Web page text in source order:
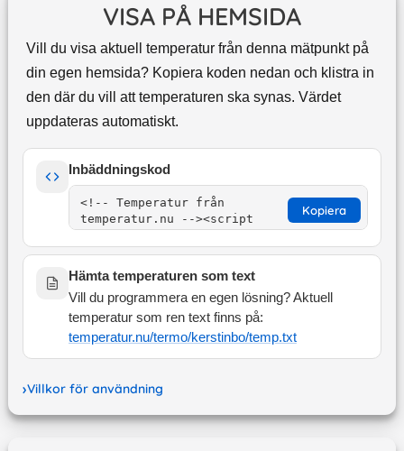
VISA PÅ HEMSIDA
Vill du visa aktuell temperatur från denna mätpunkt på
din egen hemsida? Kopiera koden nedan och klistra in
den där du vill att temperaturen ska synas. Värdet
uppdateras automatiskt.
Inbäddningskod
Kopiera
Hämta temperaturen som text
Vill du programmera en egen lösning? Aktuell
temperatur som ren text finns på:
temperatur.nu/termo/kerstinbo/temp.txt
Villkor för användning